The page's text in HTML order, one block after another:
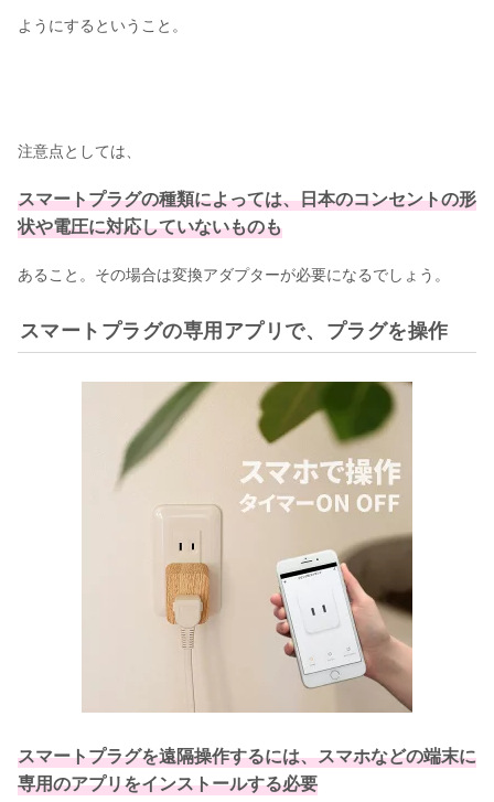
ようにするということ。
注意点としては、
スマートプラグの種類によっては、日本のコンセントの形
状や電圧に対応していないものも
あること。その場合は変換アダプターが必要になるでしょう。
スマートプラグの専用アプリで、プラグを操作
スマートプラグを遠隔操作するには、スマホなどの端末に
専用のアプリをインストールする必要